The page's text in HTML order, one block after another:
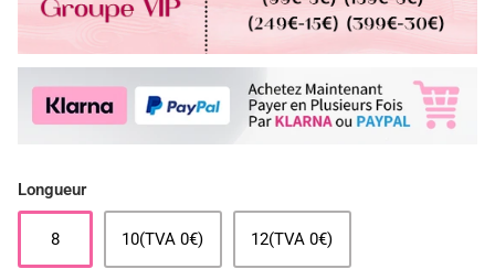
Longueur
8 10(TVA 0€) 12(TVA 0€)